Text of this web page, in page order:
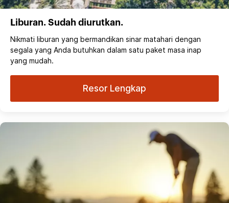
Liburan. Sudah diurutkan.
Nikmati liburan yang bermandikan sinar matahari dengan
segala yang Anda butuhkan dalam satu paket masa inap
yang mudah.
Resor Lengkap